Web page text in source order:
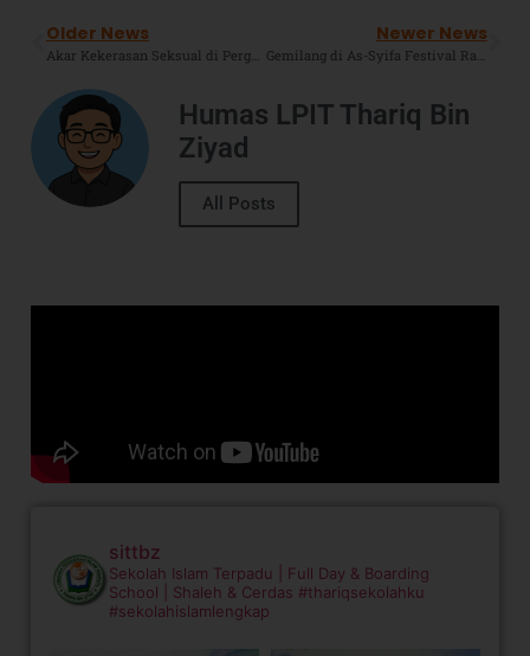
Older News
Akar Kekerasan Seksual di Perguruan Tinggi: Refleksi Pengasuhan Sejak Dini
Newer News
Gemilang di As-Syifa Festival Raya 2026, SMPIT TBZ Boarding School Borong Tiga Juara Nasional
Humas LPIT Thariq Bin
Ziyad
All Posts
sittbz
Sekolah Islam Terpadu | Full Day & Boarding
School | Shaleh & Cerdas #thariqsekolahku
#sekolahislamlengkap